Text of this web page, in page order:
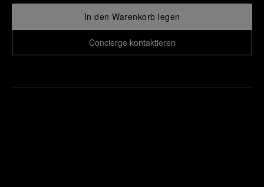
In den Warenkorb legen
Concierge kontaktieren